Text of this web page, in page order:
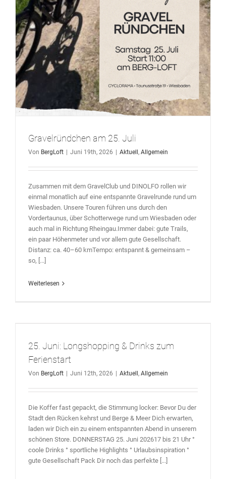
Gravelründchen am 25. Juli
Von BergLoft | Juni 19th, 2026 | Aktuell, Allgemein
Zusammen mit dem GravelClub und DINOLFO rollen wir
einmal monatlich auf eine entspannte Gravelrunde rund um
Wiesbaden. Unsere Touren führen uns durch den
Vordertaunus, über Schotterwege rund um Wiesbaden oder
auch mal in Richtung Rheingau.Immer dabei: gute Trails,
ein paar Höhenmeter und vor allem gute Gesellschaft.
Distanz: ca. 40–60 kmTempo: entspannt & gemeinsam –
so, [...]
Weiterlesen
25. Juni: Longshopping & Drinks zum
Ferienstart
Von BergLoft | Juni 12th, 2026 | Aktuell, Allgemein
Die Koffer fast gepackt, die Stimmung locker: Bevor Du der
Stadt den Rücken kehrst und Berge & Meer Dich erwarten,
laden wir Dich ein zu einem entspannten Abend in unserem
schönen Store. DONNERSTAG 25. Juni 202617 bis 21 Uhr °
coole Drinks ° sportliche Highlights ° Urlaubsinspiration °
gute Gesellschaft Pack Dir noch das perfekte [...]